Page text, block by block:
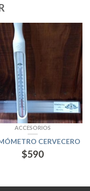
ACCESORIOS
CERVECERO
$590